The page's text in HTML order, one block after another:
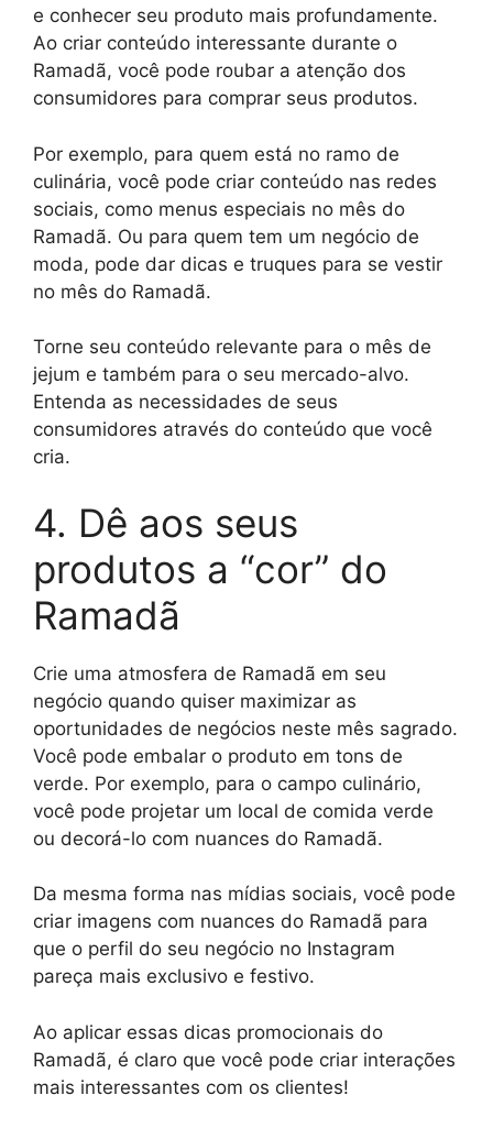
e conhecer seu produto mais profundamente.
Ao criar conteúdo interessante durante o
Ramadã, você pode roubar a atenção dos
consumidores para comprar seus produtos.
Por exemplo, para quem está no ramo de
culinária, você pode criar conteúdo nas redes
sociais, como menus especiais no mês do
Ramadã. Ou para quem tem um negócio de
moda, pode dar dicas e truques para se vestir
no mês do Ramadã.
Torne seu conteúdo relevante para o mês de
jejum e também para o seu mercado-alvo.
Entenda as necessidades de seus
consumidores através do conteúdo que você
cria.
4. Dê aos seus
produtos a “cor” do
Ramadã
Crie uma atmosfera de Ramadã em seu
negócio quando quiser maximizar as
oportunidades de negócios neste mês sagrado.
Você pode embalar o produto em tons de
verde. Por exemplo, para o campo culinário,
você pode projetar um local de comida verde
ou decorá-lo com nuances do Ramadã.
Da mesma forma nas mídias sociais, você pode
criar imagens com nuances do Ramadã para
que o perfil do seu negócio no Instagram
pareça mais exclusivo e festivo.
Ao aplicar essas dicas promocionais do
Ramadã, é claro que você pode criar interações
mais interessantes com os clientes!